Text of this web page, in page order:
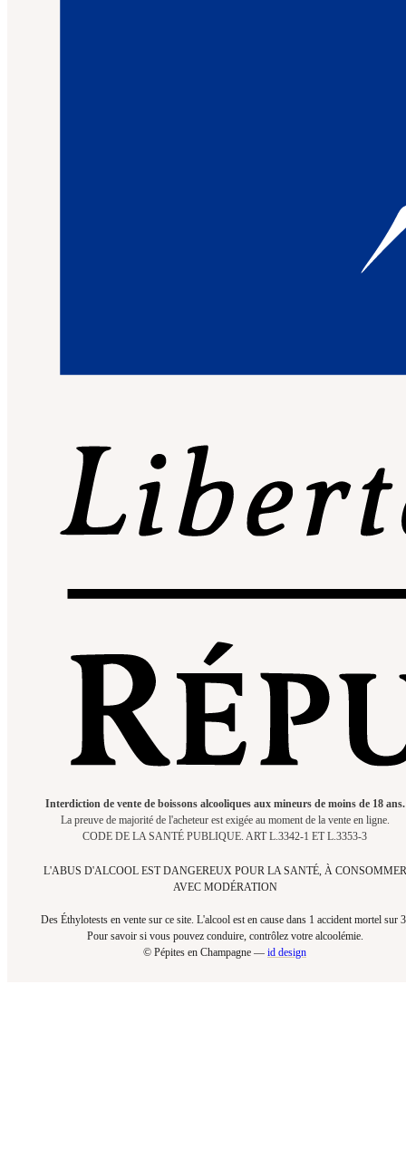
Interdiction de vente de boissons alcooliques aux mineurs de moins de 18 ans.
La preuve de majorité de l'acheteur est exigée au moment de la vente en ligne.
CODE DE LA SANTÉ PUBLIQUE. ART L.3342-1 ET L.3353-3
L'ABUS D'ALCOOL EST DANGEREUX POUR LA SANTÉ, À CONSOMMER
AVEC MODÉRATION
Des Éthylotests en vente sur ce site. L'alcool est en cause dans 1 accident mortel sur
Pour savoir si vous pouvez conduire, contrôlez votre alcoolémie.​
© Pépites en Champagne — id design